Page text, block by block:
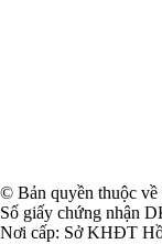
© Bản quyền thuộc
Số giấy chứng nhận
Nơi cấp: Sở KHĐT